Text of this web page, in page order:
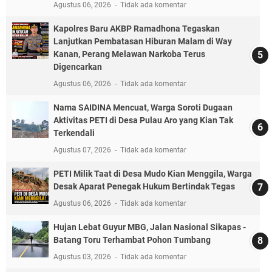
Agustus 06, 2026 Tidak ada komentar
Kapolres Baru AKBP Ramadhona Tegaskan
Lanjutkan Pembatasan Hiburan Malam di Way
Kanan, Perang Melawan Narkoba Terus
Digencarkan
Agustus 06, 2026 Tidak ada komentar
Nama SAIDINA Mencuat, Warga Soroti Dugaan
Aktivitas PETI di Desa Pulau Aro yang Kian Tak
Terkendali
Agustus 07, 2026 Tidak ada komentar
PETI Milik Taat di Desa Mudo Kian Menggila, Warga
Desak Aparat Penegak Hukum Bertindak Tegas
Agustus 06, 2026 Tidak ada komentar
Hujan Lebat Guyur MBG, Jalan Nasional Sikapas -
Batang Toru Terhambat Pohon Tumbang
Agustus 03, 2026 Tidak ada komentar